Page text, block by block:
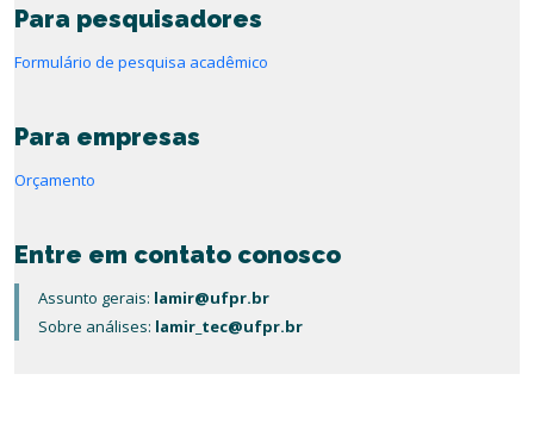
Para pesquisadores
Formulário de pesquisa acadêmico
Para empresas
Orçamento
Entre em contato conosco
Assunto gerais: lamir@ufpr.br
Sobre análises: lamir_tec@ufpr.br